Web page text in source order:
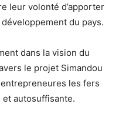
leur volonté d’apporter
du pays.
dans la vision du
le projet Simandou
les fers
et autosuffisante.